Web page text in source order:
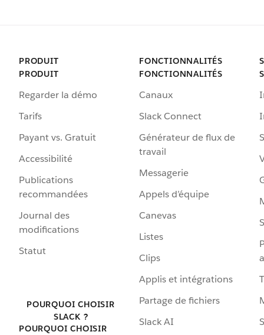
PRODUIT
PRODUIT
Regarder la démo
Tarifs
Payant vs. Gratuit
Accessibilité
Publications
recommandées
Journal des
modifications
Statut
POURQUOI CHOISIR
SLACK ?
POURQUOI CHOISIR
FONCTIONNALITÉS
FONCTIONNALITÉS
Canaux
Slack Connect
Générateur de flux de
travail
Messagerie
Appels d’équipe
Canevas
Listes
Clips
Applis et intégrations
Partage de fichiers
Slack AI